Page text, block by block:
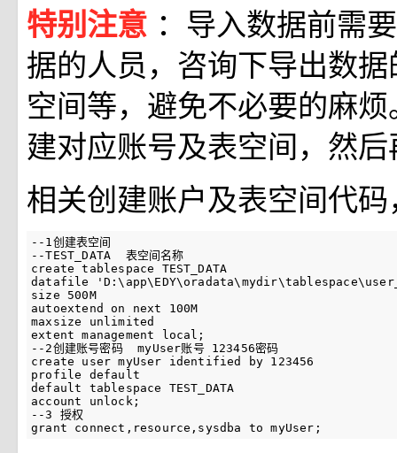
特别注意 ：导入数据前需
据的人员，咨询下导出数
空间等，避免不必要的麻
建对应账号及表空间，然
相关创建账户及表空间代
--1创建表空间
--TEST_DATA  表空间名称
create tablespace TEST_DATA
datafile
size 500M
autoextend on next 100M
maxsize unlimited
extent management local;
--2创建账号密码  myUser账号 123456密码
create user myUser identified by 123456
profile default
default tablespace TEST_DATA
account unlock;
--3 授权
grant connect,resource,sysdba to myUser;